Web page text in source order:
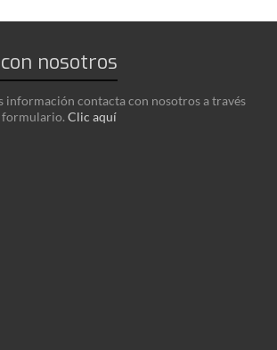
nosotros
información contacta con nosotros a través
formulario. Clic aquí